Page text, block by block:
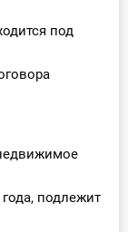
под
подлежит